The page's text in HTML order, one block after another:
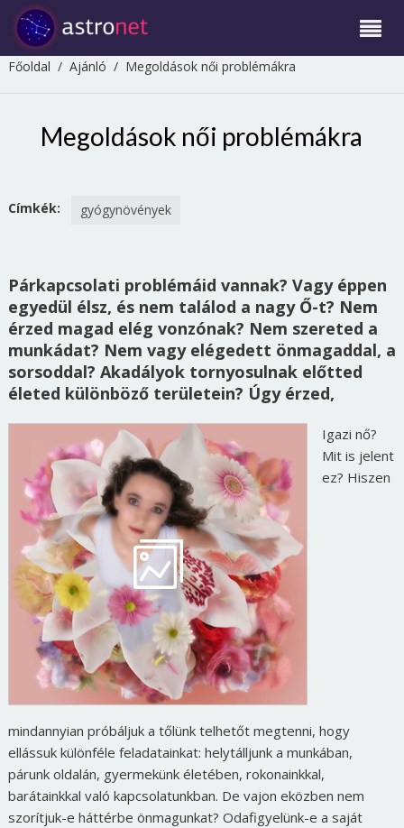
Főoldal / Ajánló / Megoldások női problémákra
Megoldások női problémákra
Címkék: gyógynövények
Párkapcsolati problémáid vannak? Vagy éppen
egyedül élsz, és nem találod a nagy Ő-t? Nem
érzed magad elég vonzónak? Nem szereted a
munkádat? Nem vagy elégedett önmagaddal, a
sorsoddal? Akadályok tornyosulnak előtted
életed különböző területein? Úgy érzed,
Igazi nő?
Mit is jelent
ez? Hiszen
mindannyian próbáljuk a tőlünk telhetőt megtenni, hogy
ellássuk különféle feladatainkat: helytálljunk a munkában,
párunk oldalán, gyermekünk életében, rokonainkkal,
barátainkkal való kapcsolatunkban. De vajon eközben nem
szorítjuk-e háttérbe önmagunkat? Odafigyelünk-e a saját